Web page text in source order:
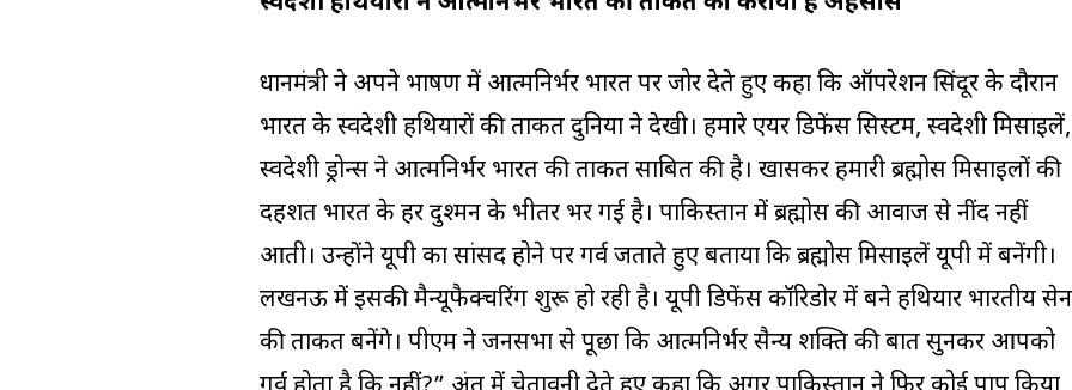
प्रधानमंत्री ने अपने भाषण में आत्मनिर्भर भारत पर जोर देते हुए कहा कि ऑपरेशन सिंदूर के दौरान
भारत के स्वदेशी हथियारों की ताकत दुनिया ने देखी। हमारे एयर डिफेंस सिस्टम, स्वदेशी मिसाइलें,
स्वदेशी ड्रोन्स ने आत्मनिर्भर भारत की ताकत साबित की है। खासकर हमारी ब्रह्मोस मिसाइलों की
दहशत भारत के हर दुश्मन के भीतर भर गई है। पाकिस्तान में ब्रह्मोस की आवाज से नींद नहीं
आती। उन्होंने यूपी का सांसद होने पर गर्व जताते हुए बताया कि ब्रह्मोस मिसाइलें यूपी में बनेंगी।
लखनऊ में इसकी मैन्यूफैक्चरिंग शुरू हो रही है। यूपी डिफेंस कॉरिडोर में बने हथियार भारतीय
की ताकत बनेंगे। पीएम ने जनसभा से पूछा कि आत्मनिर्भर सैन्य शक्ति की बात सुनकर आपको